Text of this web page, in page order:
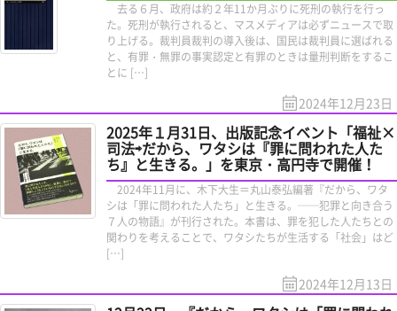
去る６月、政府は約２年11か月ぶりに死刑の執行を行っ
た。死刑が執行されると、マスメディアは必ずニュースで取
り上げる。裁判員裁判の導入後は、国民は裁判員に選ばれる
と、有罪・無罪の事実認定と有罪のときは量刑判断をするこ
とに […]
2024年12月23日
2025年１月31日、出版記念イベント「福祉×
司法⇨だから、ワタシは『罪に問われた人た
ち』と生きる。」を東京・高円寺で開催！
2024年11月に、木下大生＝丸山泰弘編著『だから、ワタ
シは「罪に問われた人たち」と生きる。──犯罪と向き合う
７人の物語』が刊行された。本書は、罪を犯した人たちとの
関わりを考えることで、ワタシたちが生活する「社会」はど
[…]
2024年12月13日